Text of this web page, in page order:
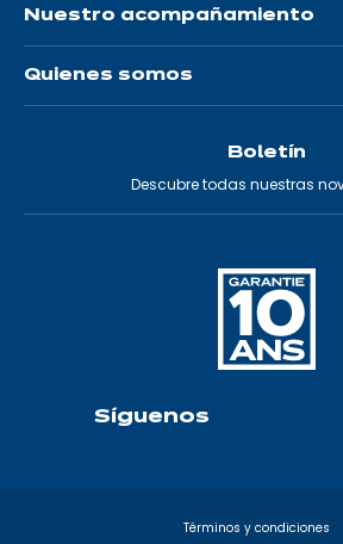
Nuestro acompañamiento
Quienes somos
Boletín
Descubre todas nuestras
Síguenos
Términos y condiciones